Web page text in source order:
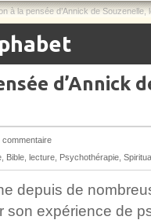
à la pensée d’Annick de Souzenelle,
d’Annick
commentaire
Bible lecture Psychothérapie
depuis de
son expérience de